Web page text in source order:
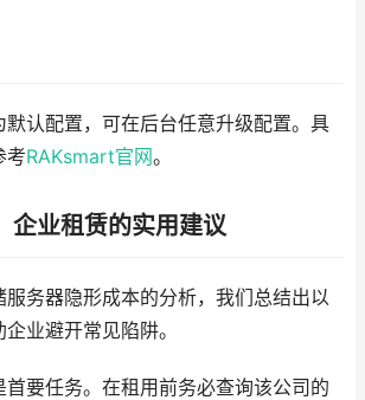
默认配置，可在后台任意升级配置。具
考RAKsmart官网。
企业租赁的实用建议
务器隐形成本的分析，我们总结出以
业避开常见陷阱。
首要任务。在租用前务必查询该公司的